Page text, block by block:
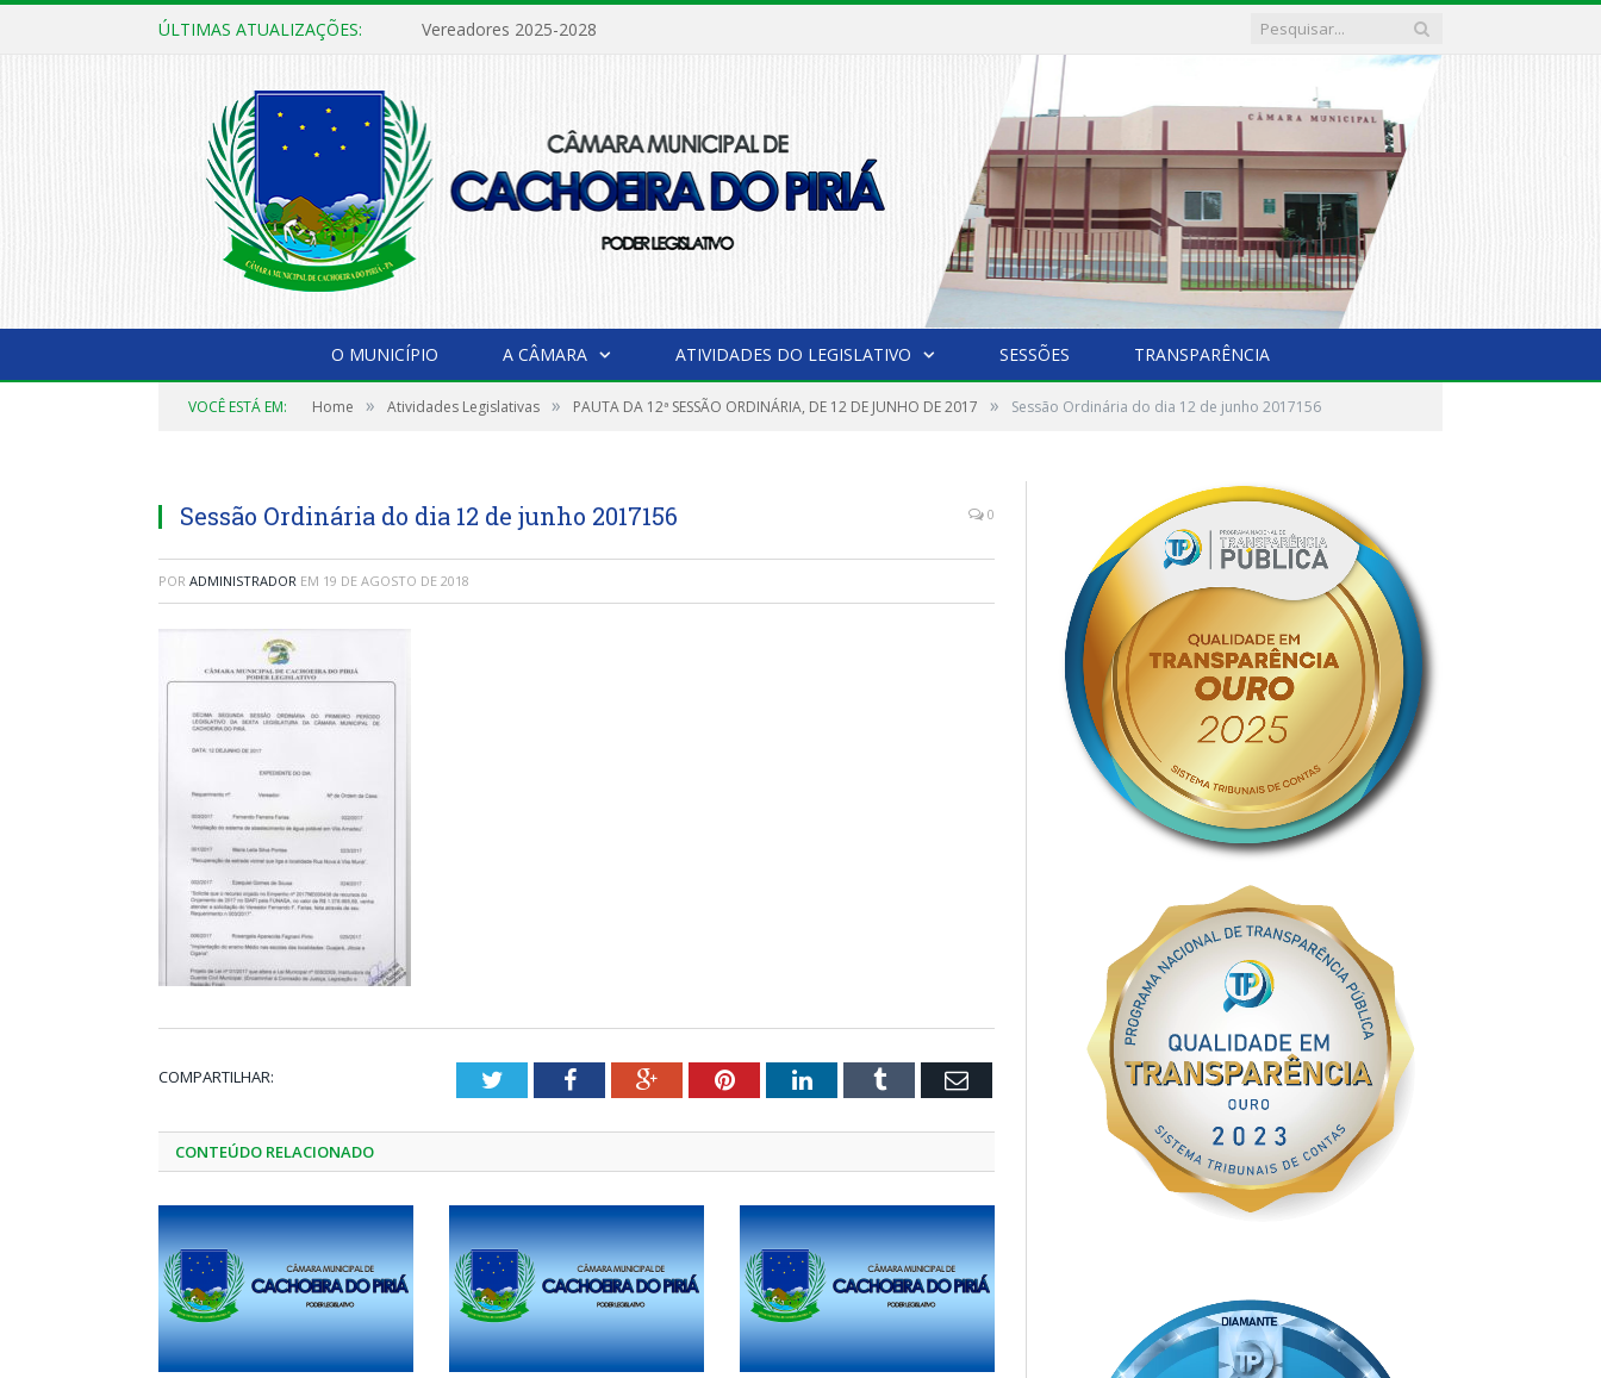
ÚLTIMAS ATUALIZAÇÕES: Vereadores 2025-2028
O MUNICÍPIO A CÂMARA ATIVIDADES DO LEGISLATIVO SESSÕES TRANSPARÊNCIA
VOCÊ ESTÁ EM: Home » Atividades Legislativas » PAUTA DA 12ª SESSÃO ORDINÁRIA, DE 12 DE JUNHO DE 2017 » Sessão Ordinária do dia 12 de junho 2017156
Sessão Ordinária do dia 12 de junho 2017156 0
POR ADMINISTRADOR EM 19 DE AGOSTO DE 2018
COMPARTILHAR: TwitterFacebookGoogle+PinterestLinkedInTumblr Email
CONTEÚDO RELACIONADO